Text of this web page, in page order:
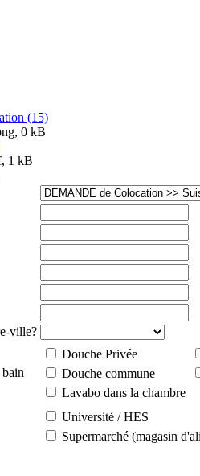
(15)
ville?
Douche Privée
Douche commune
Lavabo dans la chambre
Université / HES
Supermarché (magasin